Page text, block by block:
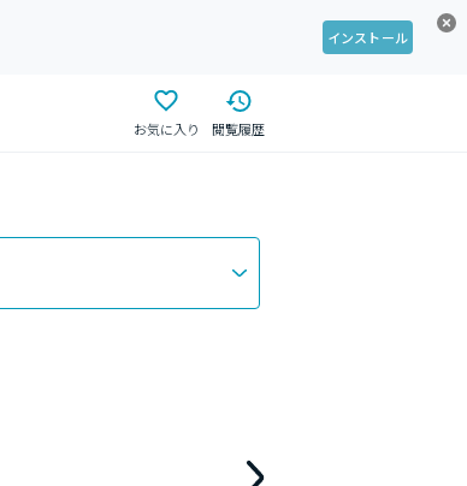
インストール
お気に入り 閲覧履歴